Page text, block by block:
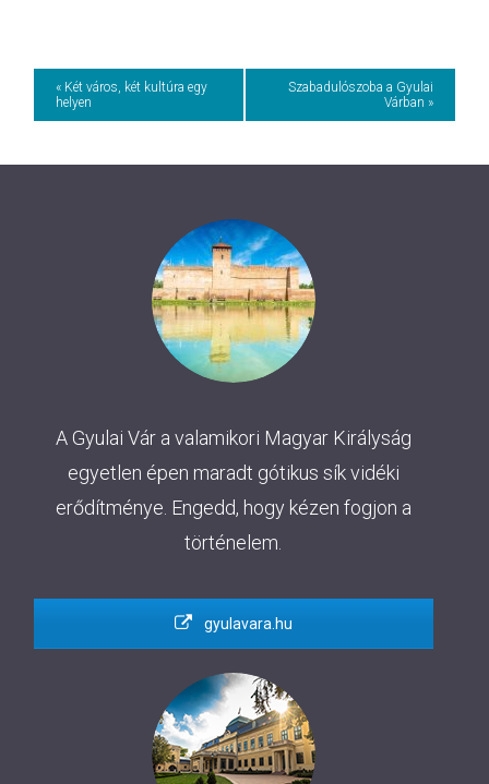
Event
Navigation
« Két város, két kultúra egy
helyen
Szabadulószoba a Gyulai
Várban »
A Gyulai Vár a valamikori Magyar Királyság
egyetlen épen maradt gótikus sík vidéki
erődítménye. Engedd, hogy kézen fogjon a
történelem.
gyulavara.hu